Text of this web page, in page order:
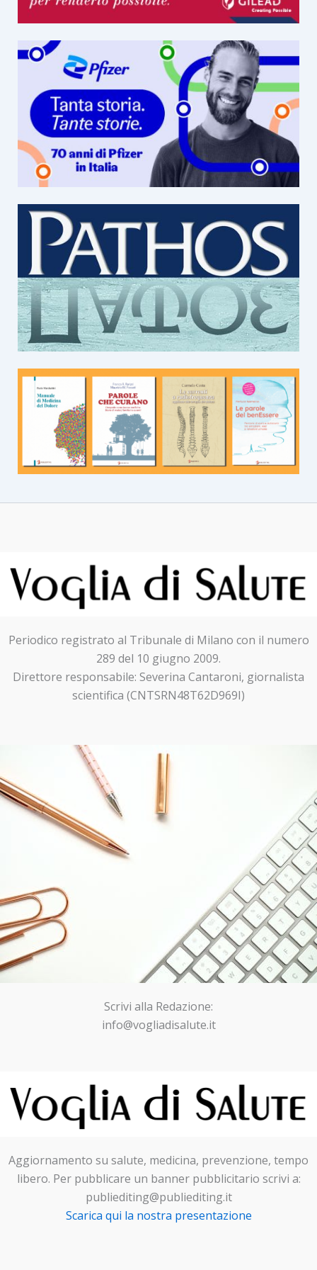
Periodico registrato al Tribunale di Milano con il numero
289 del 10 giugno 2009.
Direttore responsabile: Severina Cantaroni, giornalista
scientifica (CNTSRN48T62D969I)
Scrivi alla Redazione:
info@vogliadisalute.it
Aggiornamento su salute, medicina, prevenzione, tempo
libero. Per pubblicare un banner pubblicitario scrivi a:
publiediting@publiediting.it
Scarica qui la nostra presentazione